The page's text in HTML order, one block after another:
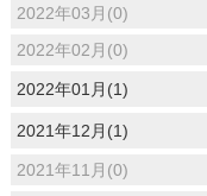
2022年03月(0)
2022年02月(0)
2022年01月(1)
2021年12月(1)
2021年11月(0)